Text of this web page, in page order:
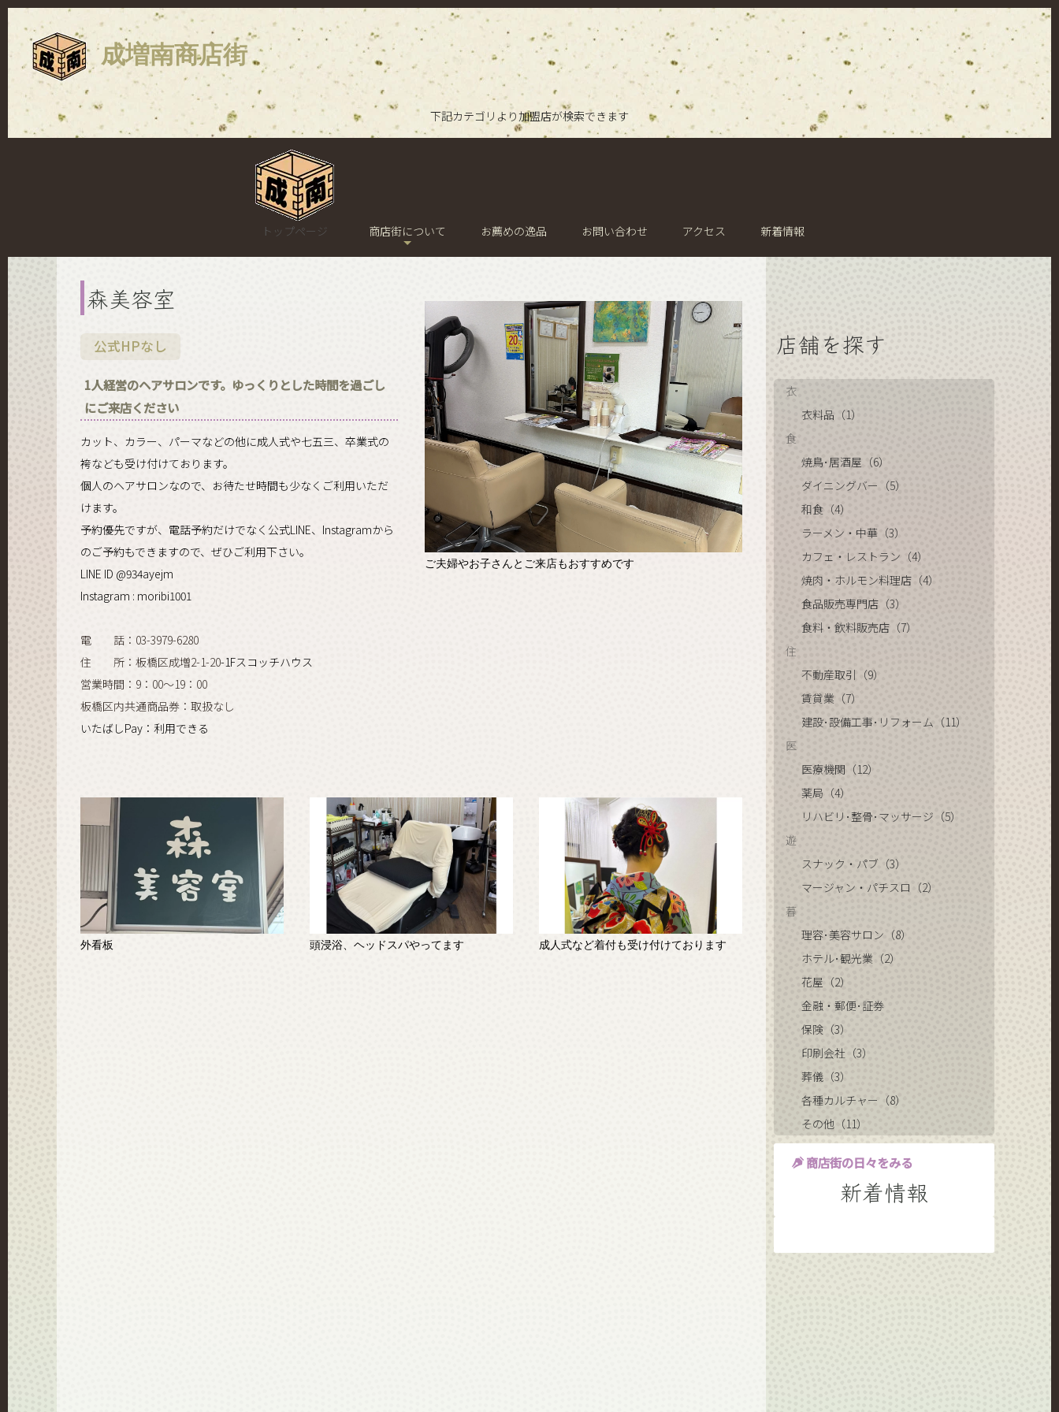
成増南商店街
下記カテゴリより加盟店が検索できます
トップページ 商店街について お薦めの逸品 お問い合わせ アクセス 新着情報
森美容室
公式HPなし
1人経営のヘアサロンです。ゆっくりとした時間を過ごし
にご来店ください
カット、カラー、パーマなどの他に成人式や七五三、卒業式の
袴なども受け付けております。
個人のヘアサロンなので、お待たせ時間も少なくご利用いただ
けます。
予約優先ですが、電話予約だけでなく公式LINE、Instagramから
のご予約もできますので、ぜひご利用下さい。
LINE ID @934ayejm
Instagram : moribi1001
電 話：03-3979-6280
住 所：板橋区成増2-1-20-1Fスコッチハウス
営業時間：9：00～19：00
板橋区内共通商品券：取扱なし
いたばしPay：利用できる
ご夫婦やお子さんとご来店もおすすめです
外看板 頭浸浴、ヘッドスパやってます 成人式など着付も受け付けております
店舗を探す
衣
衣料品（1）
食
焼鳥･居酒屋（6）
ダイニングバー（5）
和食（4）
ラーメン・中華（3）
カフェ・レストラン（4）
焼肉・ホルモン料理店（4）
食品販売専門店（3）
食料・飲料販売店（7）
住
不動産取引（9）
賃貸業（7）
建設･設備工事･リフォーム（11）
医
医療機関（12）
薬局（4）
リハビリ･整骨･マッサージ（5）
遊
スナック・パブ（3）
マージャン・パチスロ（2）
暮
理容･美容サロン（8）
ホテル･観光業（2）
花屋（2）
金融・郵便･証券
保険（3）
印刷会社（3）
葬儀（3）
各種カルチャー（8）
その他（11）
商店街の日々をみる
新着情報